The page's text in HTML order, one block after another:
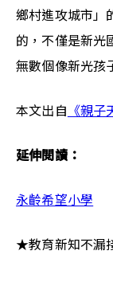
鄉村進攻城市」
的，不僅是新光
無數個像新光孩
本文出自 《親
延伸閱讀：
永齡希望小學
★教育新知不漏